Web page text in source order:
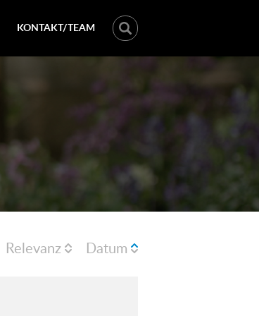
KONTAKT/TEAM
Relevanz Datum